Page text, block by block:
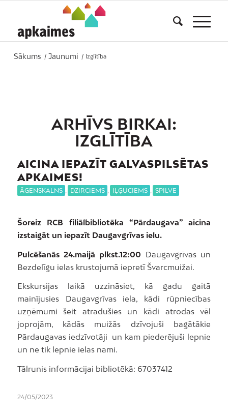
Sākums / Jaunumi / Izglītība
ARHĪVS BIRKAI:
IZGLĪTĪBA
AICINA IEPAZĪT GALVASPILSĒTAS
APKAIMES!
ĀGENSKALNS , DZIRCIEMS , IĻĢUCIEMS , SPILVE
Šoreiz RCB filiālbibliotēka “Pārdaugava” aicina
izstaigāt un iepazīt Daugavgrīvas ielu.
Pulcēšanās 24.maijā plkst.12:00 Daugavgrīvas un
Bezdelīgu ielas krustojumā iepretī Švarcmuižai.
Ekskursijas laikā uzzināsiet, kā gadu gaitā
mainījusies Daugavgrīvas iela, kādi rūpniecības
uzņēmumi šeit atradušies un kādi atrodas vēl
joprojām, kādās muižās dzīvojuši bagātākie
Pārdaugavas iedzīvotāji un kam piederējuši lepnie
un ne tik lepnie ielas nami.
Tālrunis informācijai bibliotēkā: 67037412
24/05/2023